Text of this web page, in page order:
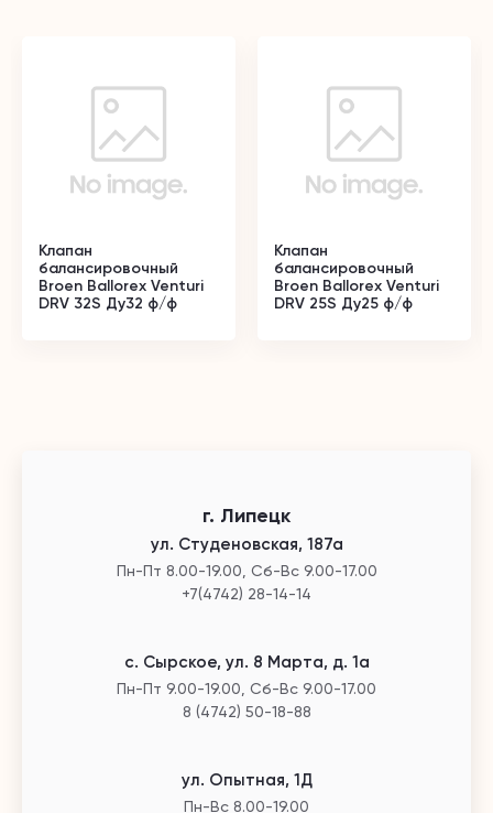
Клапан
балансировочный
Broen Ballorex Venturi
DRV 32S Ду32 ф/ф
Клапан
балансировочный
Broen Ballorex Venturi
DRV 25S Ду25 ф/ф
г. Липецк
ул. Студеновская, 187а
Пн-Пт 8.00-19.00, Сб-Вс 9.00-17.00
+7(4742) 28-14-14
с. Сырское, ул. 8 Марта, д. 1а
Пн-Пт 9.00-19.00, Сб-Вс 9.00-17.00
8 (4742) 50-18-88
ул. Опытная, 1Д
Пн-Вс 8.00-19.00